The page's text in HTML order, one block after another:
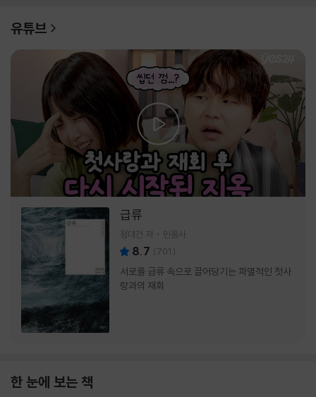
유튜브
급류
정대건 저 민음사
8.7 (701 )
서로를 급류 속으로 끌어당기는 파멸적인 첫사
랑과의 재회
한 눈에 보는 책